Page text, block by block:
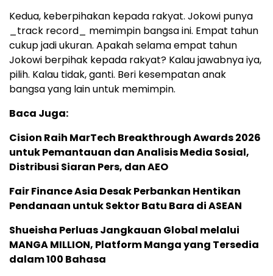
Kedua, keberpihakan kepada rakyat. Jokowi punya
_track record_ memimpin bangsa ini. Empat tahun
cukup jadi ukuran. Apakah selama empat tahun
Jokowi berpihak kepada rakyat? Kalau jawabnya iya,
pilih. Kalau tidak, ganti. Beri kesempatan anak
bangsa yang lain untuk memimpin.
Baca Juga:
Cision Raih MarTech Breakthrough Awards 2026
untuk Pemantauan dan Analisis Media Sosial,
Distribusi Siaran Pers, dan AEO
Fair Finance Asia Desak Perbankan Hentikan
Pendanaan untuk Sektor Batu Bara di ASEAN
Shueisha Perluas Jangkauan Global melalui
MANGA MILLION, Platform Manga yang Tersedia
dalam 100 Bahasa